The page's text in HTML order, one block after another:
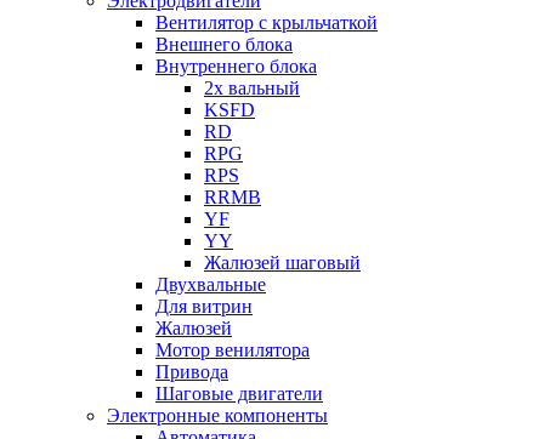
Вентилятор с крыльчаткой
Внешнего блока
Внутреннего блока
2х вальный
KSFD
RD
RPG
RPS
RRMB
YF
YY
Жалюзей шаговый
Двухвальные
Для витрин
Жалюзей
Мотор венилятора
Привода
Шаговые двигатели
Электронные компоненты